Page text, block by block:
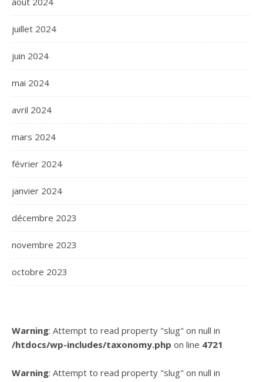
juillet 2024
juin 2024
mai 2024
avril 2024
mars 2024
février 2024
janvier 2024
décembre 2023
novembre 2023
octobre 2023
Warning: Attempt to read property "slug" on null in
/htdocs/wp-includes/taxonomy.php on line 4721
Warning: Attempt to read property "slug" on null in